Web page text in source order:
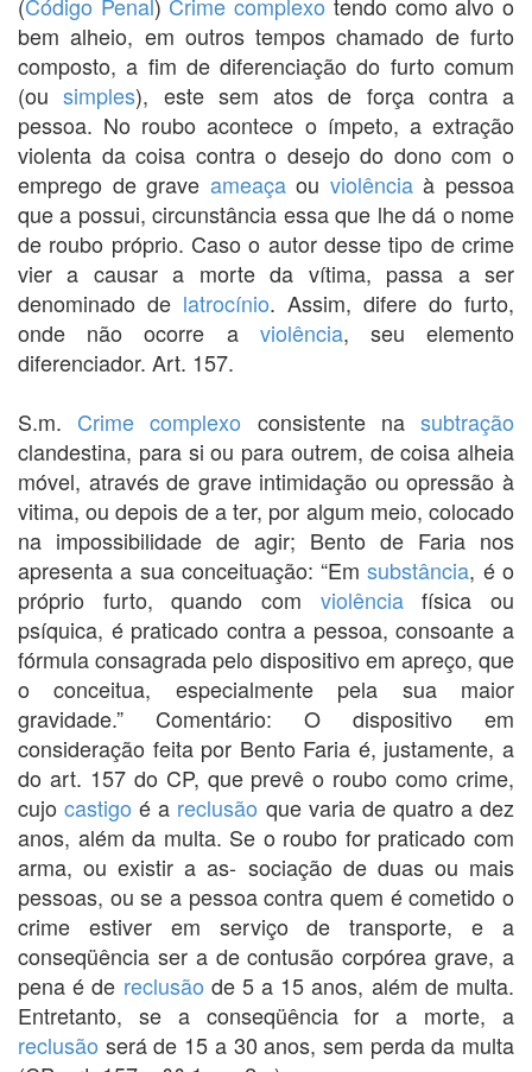
bem alheio, em outros tempos chamado de furto
composto, a fim de diferenciação do furto comum
(ousimples), este sem atos de força contra a
pessoa. No roubo acontece o ímpeto, a extração
violenta da coisa contra o desejo do dono com o
emprego de grave ameaçaou violênciaà pessoa
que a possui, circunstância essa que lhe dá o nome
de roubo próprio. Caso o autor desse tipo de crime
vier a causar a morte da vítima, passa a ser
denominado de latrocínio. Assim, difere do furto,
onde não ocorre a violência, seu elemento
diferenciador. Art. 157.
S.m. Crime complexo consistente nasubtração
clandestina, para si ou para outrem, de coisa alheia
móvel, através de grave intimidação ou opressão à
vitima, ou depois de a ter, por algum meio, colocado
na impossibilidade de agir; Bento de Faria nos
apresenta a sua conceituação: “Emsubstância, é o
próprio furto, quando com violênciafísica ou
psíquica, é praticado contra a pessoa, consoante a
fórmula consagrada pelo dispositivo em apreço, que
o conceitua, especialmente pela sua maior
gravidade.” Comentário: O dispositivo em
consideração feita por Bento Faria é, justamente, a
do art. 157 do CP, que prevê o roubo como crime,
cujocastigo é a reclusão que varia de quatro a dez
anos, além da multa. Se o roubo for praticado com
arma, ou existir a as- sociação de duas ou mais
pessoas, ou se a pessoa contra quem é cometido o
crime estiver em serviço de transporte, e a
conseqüência ser a de contusão corpórea grave, a
pena é de reclusão de 5 a 15 anos, além de multa.
Entretanto, se a conseqüência for a morte, a
reclusão será de 15 a 30 anos, sem perda da multa